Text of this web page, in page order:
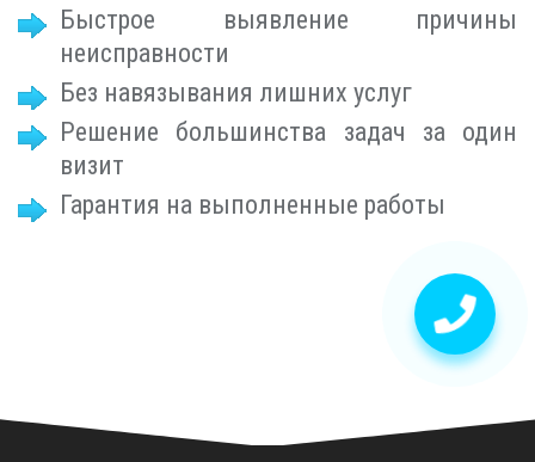
Быстрое выявление причины
неисправности
Без навязывания лишних услуг
Решение большинства задач за один
визит
Гарантия на выполненные работы